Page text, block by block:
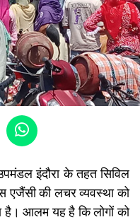
इंदौरा के तहत सिविल
एजैंसी की लचर व्यवस्था को
है। आलम यह है कि लोगों को